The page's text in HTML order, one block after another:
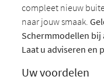
compleet nieuw
naar jouw smaak.
Schermmodellen bij
Laat u adviseren en
Uw voordelen